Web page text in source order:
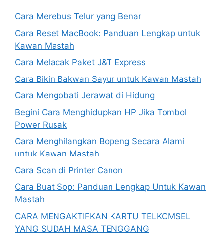
Cara Merebus Telur yang Benar
Cara Reset MacBook: Panduan Lengkap untuk
Kawan Mastah
Cara Melacak Paket J&T Express
Cara Bikin Bakwan Sayur untuk Kawan Mastah
Cara Mengobati Jerawat di Hidung
Begini Cara Menghidupkan HP Jika Tombol
Power Rusak
Cara Menghilangkan Bopeng Secara Alami
untuk Kawan Mastah
Cara Scan di Printer Canon
Cara Buat Sop: Panduan Lengkap Untuk Kawan
Mastah
CARA MENGAKTIFKAN KARTU TELKOMSEL
YANG SUDAH MASA TENGGANG